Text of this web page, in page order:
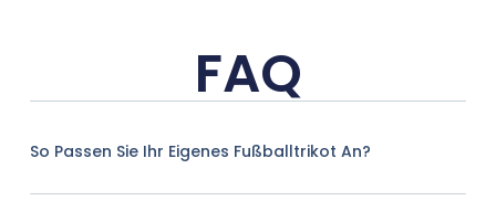
FAQ
So Passen Sie Ihr Eigenes Fußballtrikot An?